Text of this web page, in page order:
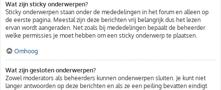
Wat zijn sticky onderwerpen?
Sticky onderwerpen staan onder de mededelingen in het forum en alleen op
de eerste pagina. Meestal zijn deze berichten vrij belangrijk dus het lezen
ervan wordt aangeraden. Net zoals bij mededelingen bepaalt de beheerder
welke permissies je moet hebben om een sticky onderwerp te plaatsen.
Omhoog
Wat zijn gesloten onderwerpen?
Zowel moderators als beheerders kunnen onderwerpen sluiten. Je kunt niet
langer antwoorden op deze berichten en als ze een peiling bevatten eindigt